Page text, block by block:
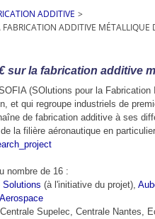
ADDITIVE >
ADDITIVE MÉTALLIQUE
sur la fabrication additive
(SOlutions pour la
et qui regroupe industriels de
de fabrication additive à ses
la filière aéronautique en
nombre de 16 :
Solutions (à l'initiative du projet),
Supelec, Centrale Nantes,